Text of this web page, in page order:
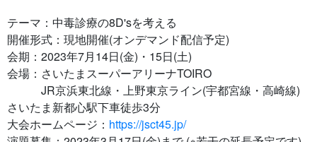
テーマ：中毒診療の8D'sを考える
開催形式：現地開催(オンデマンド配信予定)
会期：2023年7月14日(金)・15日(土)
会場：さいたまスーパーアリーナTOIRO
JR京浜東北線・上野東京ライン(宇都宮線・高崎線)
さいたま新都心駅下車徒歩3分
大会ホームページ： https://jsct45.jp/